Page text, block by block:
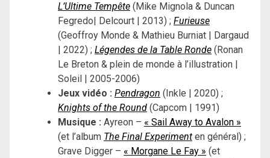
L’Ultime Tempête (Mike Mignola & Duncan
Fegredo| Delcourt | 2013) ; Furieuse
(Geoffroy Monde & Mathieu Burniat | Dargaud
| 2022) ; Légendes de la Table Ronde (Ronan
Le Breton & plein de monde à l’illustration |
Soleil | 2005-2006)
Jeux vidéo : Pendragon (Inkle | 2020) ;
Knights of the Round (Capcom | 1991)
Musique : Ayreon – « Sail Away to Avalon »
(et l’album The Final Experiment en général) ;
Grave Digger – « Morgane Le Fay » (et